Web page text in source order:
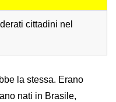
cittadini nel
la stessa. Erano
nati in Brasile,